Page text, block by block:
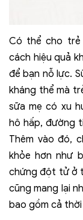
Có thể cho trẻ
cách hiệu quả
để bạn nỗ lực.
kháng thể mà
sữa mẹ có xu
hô hấp, đường
Thêm vào đó,
khỏe hơn như
chứng đột tử ở
cũng mang lại
bao gồm cả